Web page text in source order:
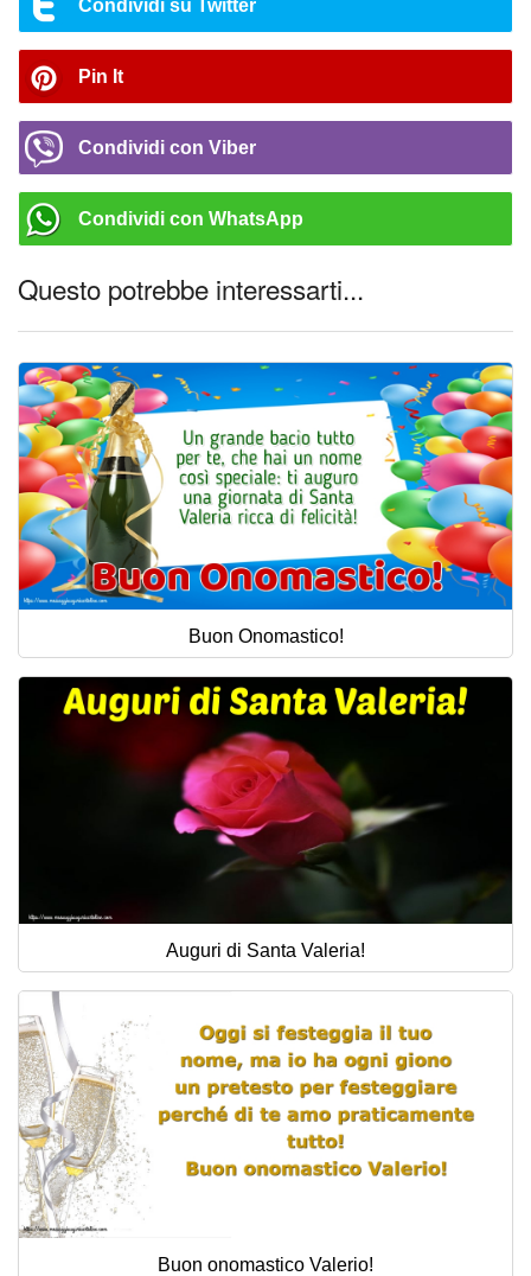
Condividi su Twitter
Pin It
Condividi con Viber
Condividi con WhatsApp
Questo potrebbe interessarti...
Buon Onomastico!
Auguri di Santa Valeria!
Buon onomastico Valerio!